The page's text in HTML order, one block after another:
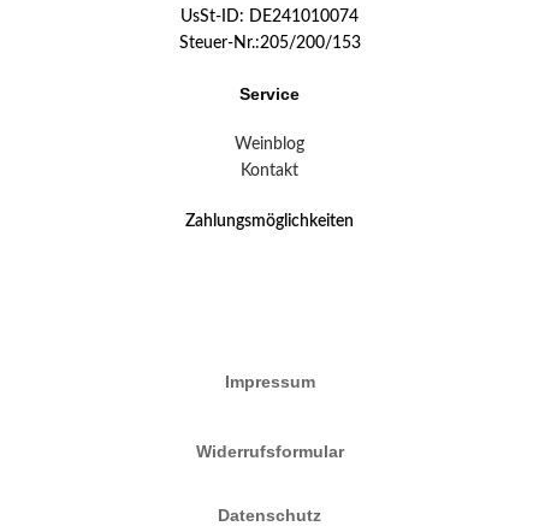
UsSt-ID: DE241010074
Steuer-Nr.:205/200/153
Service
Weinblog
Kontakt
Zahlungsmöglichkeiten
Impressum
Widerrufsformular
Datenschutz